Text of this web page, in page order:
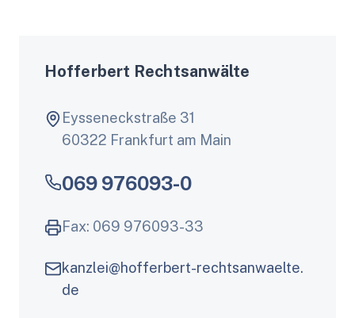
Hofferbert Rechtsanwälte
Eysseneckstraße 31
60322 Frankfurt am Main
069 976093-0
Fax: 069 976093-33
kanzlei@hofferbert-rechtsanwaelte.
de